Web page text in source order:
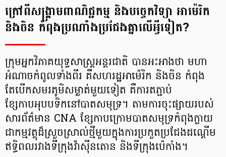
ក្រៅពីសង្គ្រាមពាណិជ្ជកម្ម និងបច្ចេកវិទ្យា អាម៉េរិក
និងចិន កំពុងប្រណាំងប្រជែងគ្នាលើអ្វីទៀត?
ក្រុមអ្នកវិភាគយុទ្ធសាស្ត្រអន្តរជាតិ បានអះអាងថា មហា
អំណាចកំពូលទាំងពីរ គឺសហរដ្ឋអាម៉េរិក និងចិន កំពុង
តែបើកសមរភូមិសម្ងាត់មួយទៀត គឺការតភ្ជាប់
ខ្សែកាបអុបបទិកនៅបាតសមុទ្រ។ តាមការចុះផ្សាយរបស់
សារព័ត៌មាន CNA ខ្សែកាបក្រោមបាតសមុទ្រកំពុងក្លាយ
ជាកម្មវត្ថុដ៏ស្រួចស្រាល់ថ្មីមួយក្នុងការប្រកួតប្រជែងដណ្តើម
ឥទ្ធិពលរវាងទីក្រុងវ៉ាស៊ីនតោន និងទីក្រុងប៉េកាំង។